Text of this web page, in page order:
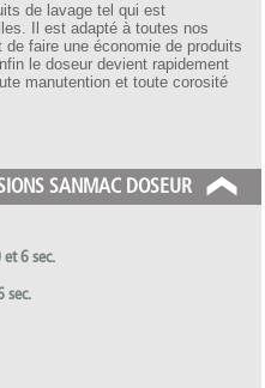
de lavage tel qui est
Il est adapté à toutes nos
faire une économie de produits
le doseur devient rapidement
manutention et toute corosité
SANMAC DOSEUR
6 sec.
sec.